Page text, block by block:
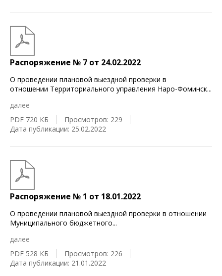
Распоряжение № 7 от 24.02.2022
О проведении плановой выездной проверки в
отношении Территориального управления Наро-Фоминск...
далее
PDF 720 КБ
Просмотров: 229
Дата публикации: 25.02.2022
Распоряжение № 1 от 18.01.2022
О проведении плановой выездной проверки в отношении
Муниципального бюджетного...
далее
PDF 528 КБ
Просмотров: 226
Дата публикации: 21.01.2022